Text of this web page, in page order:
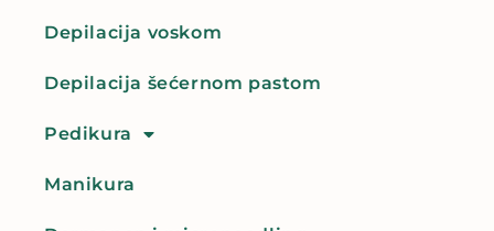
Depilacija voskom
Depilacija šećernom pastom
Pedikura
Manikura